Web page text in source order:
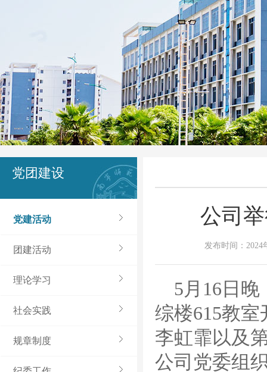
党团建设
党建活动
团建活动
理论学习
社会实践
规章制度
公司
发布时间：2024
5月16日
综楼615教
李虹霏以及
公司党委组